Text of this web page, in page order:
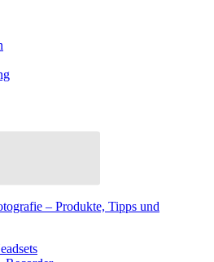
– Produkte, Tipps und